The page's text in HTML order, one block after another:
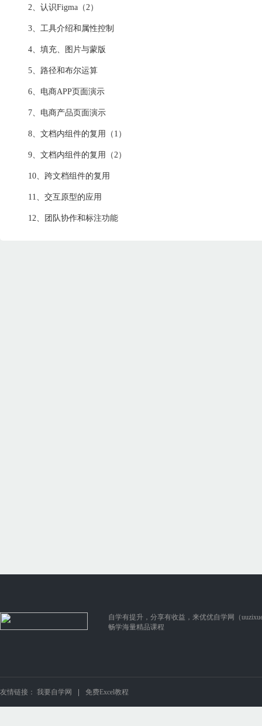
2、认识Figma（2）
3、工具介绍和属性控制
4、填充、图片与蒙版
5、路径和布尔运算
6、电商APP页面演示
7、电商产品页面演示
8、文档内组件的复用（1）
9、文档内组件的复用（2）
10、跨文档组件的复用
11、交互原型的应用
12、团队协作和标注功能
自学有提升，分享有收益，来优优自学网（
畅学海量精品课程
友情链接： 我要自学网 免费Excel教程